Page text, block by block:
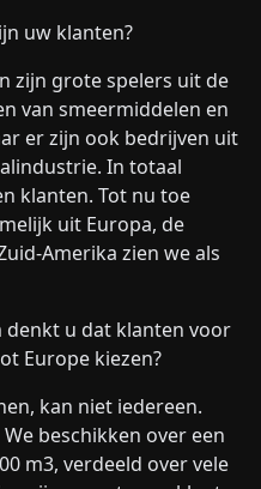
uw klanten?
zijn grote spelers uit de
van smeermiddelen en
er zijn ook bedrijven uit
In totaal
klanten. Tot nu toe
uit Europa, de
Amerika zien we als
denkt u dat klanten voor
Europe kiezen?
kan niet iedereen.
beschikken over een
m3, verdeeld over vele